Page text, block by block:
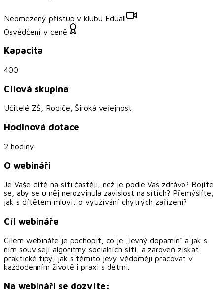
Neomezený přístup v klubu Eduall
Osvědčení v ceně
Kapacita
400
Cílová skupina
Učitelé ZŠ, Rodiče, Široká veřejnost
Hodinová dotace
2 hodiny
O webináři
Je Vaše dítě na síti častěji, než je podle Vás zdrávo? Bojíte
se, aby se u něj nerozvinula závislost na sítích? Přemýšlíte,
jak s dítětem mluvit o využívání chytrých zařízení?
Cíl webináře
Cílem webináře je pochopit, co je „levný dopamin“ a jak s
ním souvisejí algoritmy sociálních sítí, a zároveň získat
praktické tipy, jak s těmito jevy vědoměji pracovat v
každodenním životě i praxi s dětmi.
Na webináři se dozvíte: